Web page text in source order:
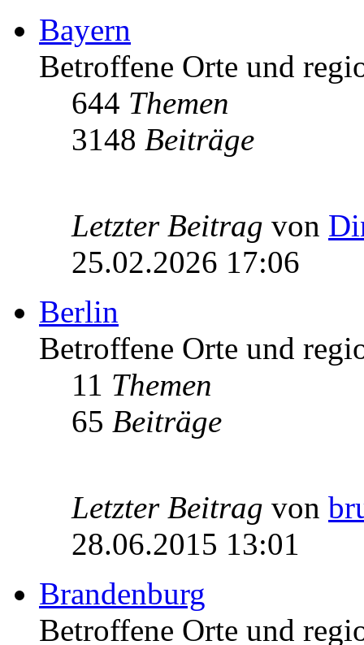
Bayern
Betroffene Orte und
644 Themen
3148 Beiträge
Letzter Beitrag von
25.02.2026 17:06
Berlin
Betroffene Orte und
11 Themen
65 Beiträge
Letzter Beitrag von
28.06.2015 13:01
Brandenburg
Betroffene Orte und